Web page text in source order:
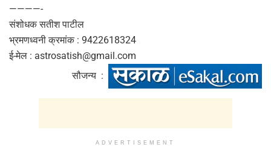
————-
संशोधक सतीश पाटील
भ्रमणध्वनी क्रमांक : 9422618324
ई-मेल : astrosatish@gmail.com
सौजन्य :
ADVERTISEMENT